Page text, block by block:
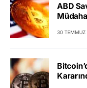
ABD
30